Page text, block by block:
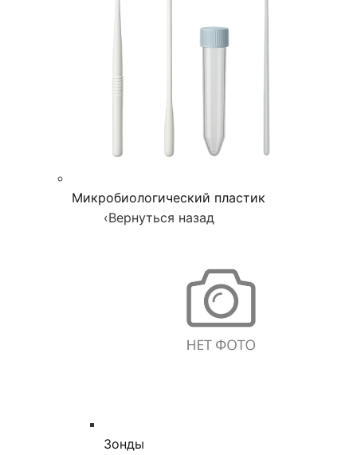
Микробиологический пластик
‹Вернуться назад
Зонды